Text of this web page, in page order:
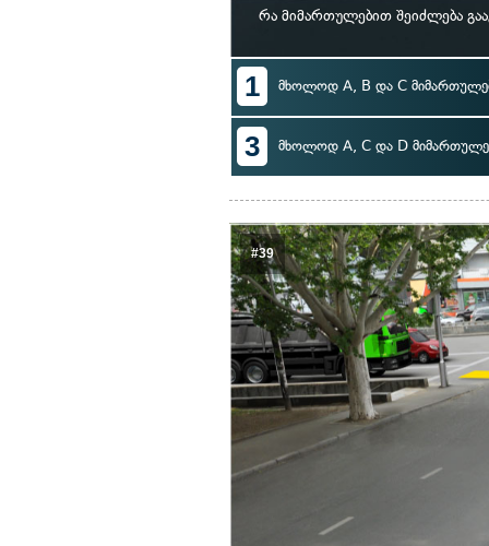
რა მიმართულებით შეიძლება
1 მხოლოდ A, B და C
3 მხოლოდ A, C და D
#39